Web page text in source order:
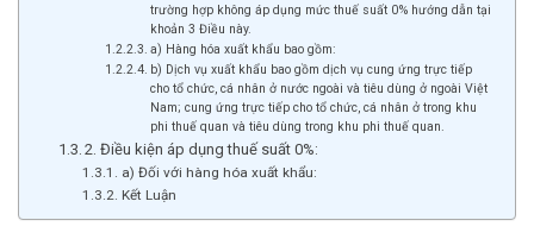
trường hợp không áp dụng mức thuế suất 0% hướng dẫn tại
khoản 3 Điều này.
a) Hàng hóa xuất khẩu bao gồm:
b) Dịch vụ xuất khẩu bao gồm dịch vụ cung ứng trực tiếp
cho tổ chức, cá nhân ở nước ngoài và tiêu dùng ở ngoài Việt
Nam; cung ứng trực tiếp cho tổ chức, cá nhân ở trong khu
phi thuế quan và tiêu dùng trong khu phi thuế quan.
2. Điều kiện áp dụng thuế suất 0%:
a) Đối với hàng hóa xuất khẩu:
Kết Luận